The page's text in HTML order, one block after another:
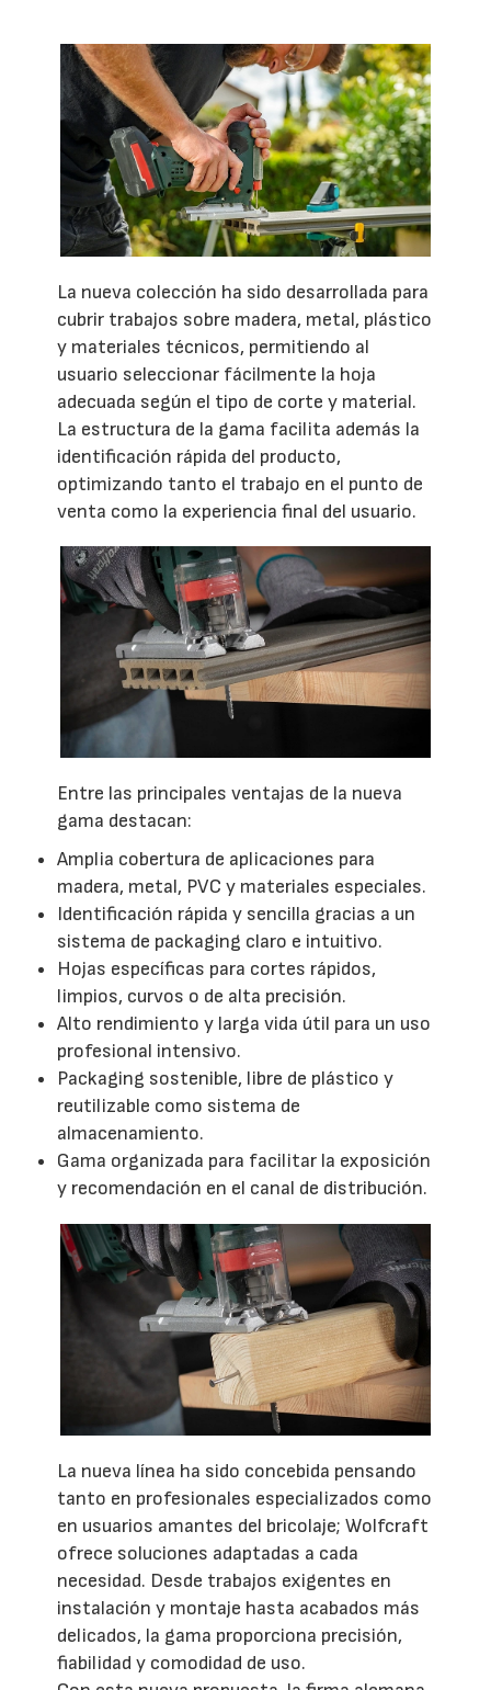
La nueva colección ha sido desarrollada para
cubrir trabajos sobre madera, metal, plástico
y materiales técnicos, permitiendo al
usuario seleccionar fácilmente la hoja
adecuada según el tipo de corte y material.
La estructura de la gama facilita además la
identificación rápida del producto,
optimizando tanto el trabajo en el punto de
venta como la experiencia final del usuario.
Entre las principales ventajas de la nueva
gama destacan:
Amplia cobertura de aplicaciones para
madera, metal, PVC y materiales especiales.
Identificación rápida y sencilla gracias a un
sistema de packaging claro e intuitivo.
Hojas específicas para cortes rápidos,
limpios, curvos o de alta precisión.
Alto rendimiento y larga vida útil para un uso
profesional intensivo.
Packaging sostenible, libre de plástico y
reutilizable como sistema de
almacenamiento.
Gama organizada para facilitar la exposición
y recomendación en el canal de distribución.
La nueva línea ha sido concebida pensando
tanto en profesionales especializados como
en usuarios amantes del bricolaje; Wolfcraft
ofrece soluciones adaptadas a cada
necesidad. Desde trabajos exigentes en
instalación y montaje hasta acabados más
delicados, la gama proporciona precisión,
fiabilidad y comodidad de uso.